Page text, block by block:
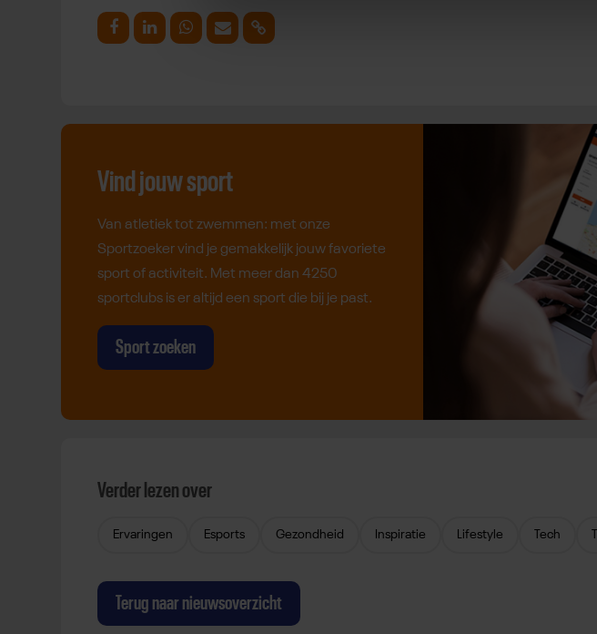
Deel op Facebook
Deel op LinkedinDeel op Whatsapp
Mail link Kopieer link
Vind jouw sport
Van atletiek tot zwemmen: met onze
Sportzoeker vind je gemakkelijk jouw favoriete
sport of activiteit. Met meer dan 4250
sportclubs is er altijd een sport die bij je past.
Sport zoeken
Verder lezen over
Ervaringen Esports Gezondheid Inspiratie Lifestyle Tech
Terug naar nieuwsoverzicht